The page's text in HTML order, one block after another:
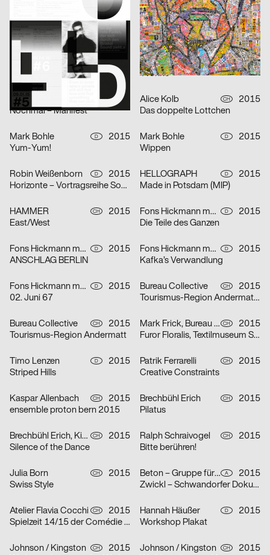
Troxler Niklaus CH
2015
Jürg Wickihalder – Barry Guy – Lucas Niggli
Mauchle Isabelle CH
2015
Howlong Wolf
Velvet Creative Office
2015
Werkschau – Hochschule Luzern – Design & Kunst
Daniel Wiesmann D
2015
Yvonne
Elias Hanzer
2015
Nochmal – Manifest
Alice Kolb CH
2015
Das doppelte Lottchen
Mark Bohle D
2015
Yum-Yum!
Mark Bohle D
2015
Wippen
Robin Weißenborn D
2015
Horizonte – Vortragsreihe Sommersemester 2015
HELLOGRAPH D
2015
Made in Potsdam (MIP)
HAMMER CH
2015
East/West
Fons Hickmann m23, Denise J. Reytan D
2015
Die Teile des Ganzen
Fons Hickmann m23, studio lindhorst-emme D
2015
ANSCHLAG BERLIN
Fons Hickmann m23 D
2015
Kafka’s Verwandlung
Fons Hickmann m23 D
2015
02. Juni 67
Bureau Collective CH
2015
Tourismus-Region Andermatt (Bernhard Russi)
Bureau Collective CH
2015
Tourismus-Region Andermatt
Mark Frick, Bureau Collective CH
2015
Furor Floralis, Textilmuseum St.Gallen
Timo Lenzen D
2015
Striped Hills
Patrik Ferrarelli CH
2015
Creative Constraints
Kaspar Allenbach CH
2015
ensemble proton bern 2015
Brechbühl Erich CH
2015
Pilatus
Brechbühl Erich, Kim Migliore CH
2015
Silence of the Dance
Ralph Schraivogel CH
2015
Bitte berühren!
Julia Born CH
2015
Swiss Style
Beton – Gruppe für Gestaltung A
2015
Zwickl – Schwandorfer Dokumentarfilmtage 2015
Atelier Flavia Cocchi CH
2015
Spielzeit 14/15 der Comédie de Genève
Hannah Häußer D
2015
Workshop Plakat
Johnson / Kingston CH
2015
Johnson / Kingston CH
2015